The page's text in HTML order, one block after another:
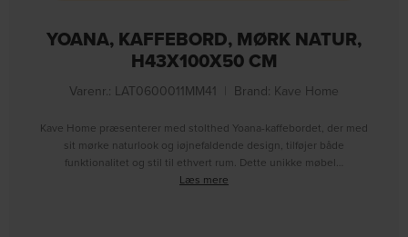
YOANA, KAFFEBORD, MØRK NATUR,
H43X100X50 CM
Varenr.: LAT0600011MM41 Brand: Kave Home
Kave Home præsenterer med stolthed Yoana-kaffebordet, der med
sit mørke naturlook og iøjnefaldende design, tilføjer både
funktionalitet og stil til ethvert rum. Dette unikke møbel…
Læs mere